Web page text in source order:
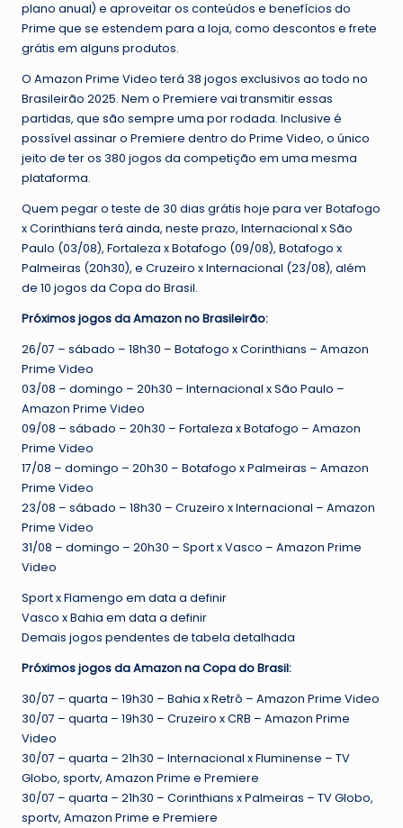
plano anual) e aproveitar os conteúdos e benefícios do
Prime que se estendem para a loja, como descontos e frete
grátis em alguns produtos.
O Amazon Prime Video terá 38 jogos exclusivos ao todo no
Brasileirão 2025. Nem o Premiere vai transmitir essas
partidas, que são sempre uma por rodada. Inclusive é
possível assinar o Premiere dentro do Prime Video, o único
jeito de ter os 380 jogos da competição em uma mesma
plataforma.
Quem pegar o teste de 30 dias grátis hoje para ver Botafogo
x Corinthians terá ainda, neste prazo, Internacional x São
Paulo (03/08), Fortaleza x Botafogo (09/08), Botafogo x
Palmeiras (20h30), e Cruzeiro x Internacional (23/08), além
de 10 jogos da Copa do Brasil.
Próximos jogos da Amazon no Brasileirão:
26/07 – sábado – 18h30 – Botafogo x Corinthians – Amazon
Prime Video
03/08 – domingo – 20h30 – Internacional x São Paulo –
Amazon Prime Video
09/08 – sábado – 20h30 – Fortaleza x Botafogo – Amazon
Prime Video
17/08 – domingo – 20h30 – Botafogo x Palmeiras – Amazon
Prime Video
23/08 – sábado – 18h30 – Cruzeiro x Internacional – Amazon
Prime Video
31/08 – domingo – 20h30 – Sport x Vasco – Amazon Prime
Video
Sport x Flamengo em data a definir
Vasco x Bahia em data a definir
Demais jogos pendentes de tabela detalhada
Próximos jogos da Amazon na Copa do Brasil:
30/07 – quarta – 19h30 – Bahia x Retrô – Amazon Prime Video
30/07 – quarta – 19h30 – Cruzeiro x CRB – Amazon Prime
Video
30/07 – quarta – 21h30 – Internacional x Fluminense – TV
Globo, sportv, Amazon Prime e Premiere
30/07 – quarta – 21h30 – Corinthians x Palmeiras – TV Globo,
sportv, Amazon Prime e Premiere